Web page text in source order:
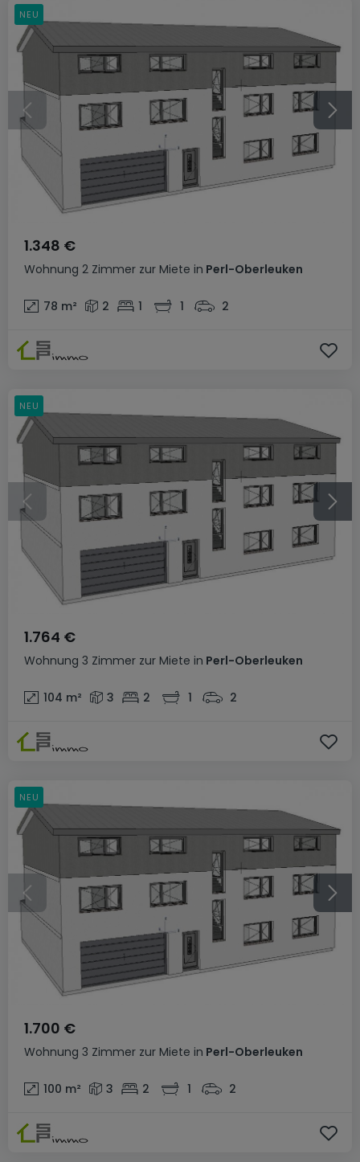
Wohnung 2 Zimmer zur Miete in Perl-Oberleuken
1.348 €
78 m² 2 1 1 2
NEU
Wohnung 3 Zimmer zur Miete in Perl-Oberleuken
1.764 €
104 m² 3 2 1 2
NEU
Wohnung 3 Zimmer zur Miete in Perl-Oberleuken
1.700 €
100 m² 3 2 1 2
NEU